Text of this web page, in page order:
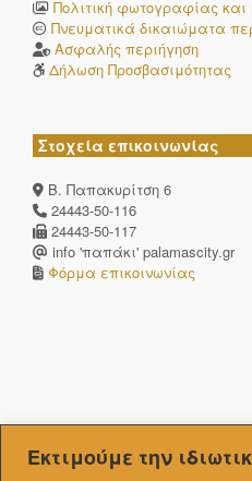
Εκτιμούμε την
Πολιτική φωτογραφίας και
Πνευματικά δικαιώματα
Ασφαλής περιήγηση
Δήλωση Προσβασιμότητας
Στοχεία επικοινωνίας
Β. Παπακυρίτση 6
24443-50-116
24443-50-117
info 'παπάκι' palamascity.gr
Φόρμα επικοινωνίας